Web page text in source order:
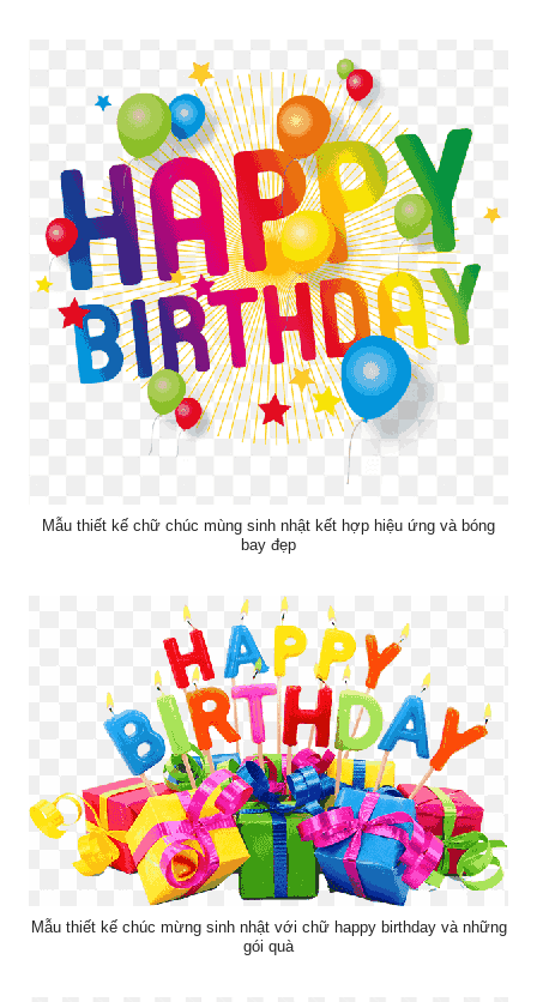
Mẫu thiết kế chữ chúc mùng sinh nhật kết hợp hiệu ứng và bóng
bay đẹp
Mẫu thiết kế chúc mừng sinh nhật với chữ happy birthday và những
gói quà